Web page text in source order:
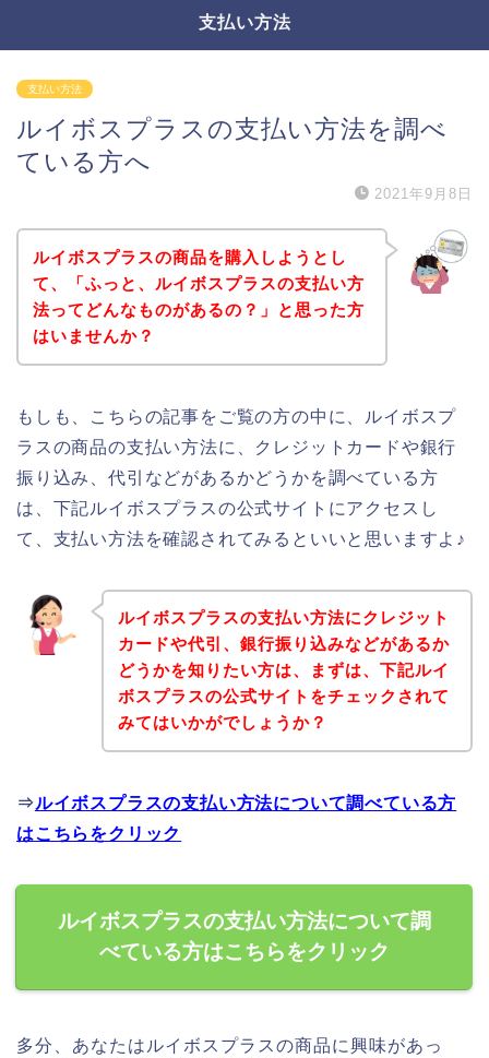
支払い方法
支払い方法
ルイボスプラスの支払い方法を調べ
ている方へ
2021年9月8日
ルイボスプラスの商品を購入しようとし
て、「ふっと、ルイボスプラスの支払い方
法ってどんなものがあるの？」と思った方
はいませんか？
もしも、こちらの記事をご覧の方の中に、ルイボスプ
ラスの商品の支払い方法に、クレジットカードや銀行
振り込み、代引などがあるかどうかを調べている方
は、下記ルイボスプラスの公式サイトにアクセスし
て、支払い方法を確認されてみるといいと思いますよ♪
ルイボスプラスの支払い方法にクレジット
カードや代引、銀行振り込みなどがあるか
どうかを知りたい方は、まずは、下記ルイ
ボスプラスの公式サイトをチェックされて
みてはいかがでしょうか？
⇒ルイボスプラスの支払い方法について調べている方
はこちらをクリック
ルイボスプラスの支払い方法について調
べている方はこちらをクリック
多分、あなたはルイボスプラスの商品に興味があっ